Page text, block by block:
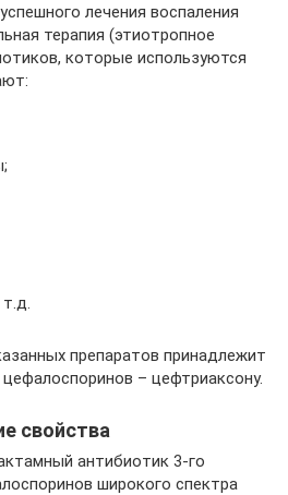
лечения воспаления
терапия (этиотропное
которые используются
препаратов принадлежит
– цефтриаксону.
свойства
антибиотик 3-го
широкого спектра